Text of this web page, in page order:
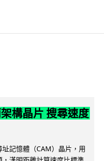
構晶片 搜尋速度
記憶體（CAM）晶片，用